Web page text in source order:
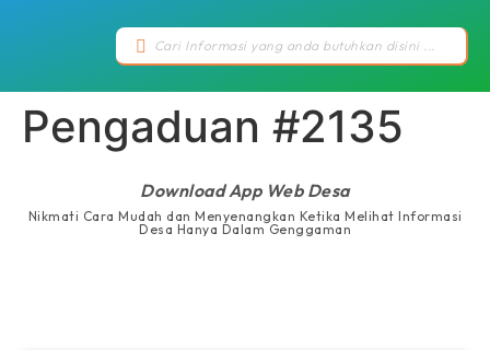
Pengaduan #2135
Download App Web Desa
Nikmati Cara Mudah dan Menyenangkan Ketika Melihat Informasi
Desa Hanya Dalam Genggaman